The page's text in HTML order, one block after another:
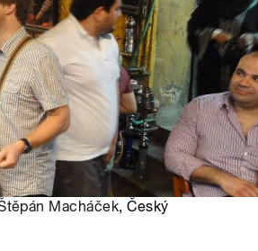
Macháček, Český